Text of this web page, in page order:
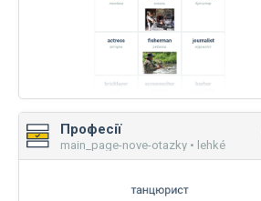
Професії
main_page-nove-otazky • lehké